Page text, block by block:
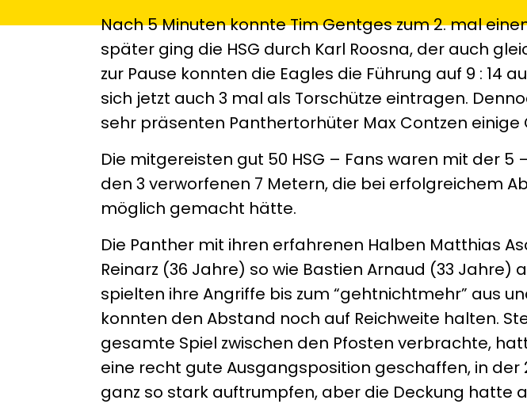
Nach 5 Minuten konnte Tim Gentges zum 2. mal
später ging die HSG durch Karl Roosna, der auch
zur Pause konnten die Eagles die Führung auf 9 : 14
sich jetzt auch 3 mal als Torschütze eintragen.
sehr präsenten Panthertorhüter Max Contzen
Die mitgereisten gut 50 HSG – Fans waren mit der
den 3 verworfenen 7 Metern, die bei erfolgreichem
möglich gemacht hätte.
Die Panther mit ihren erfahrenen Halben Matthias
Reinarz (36 Jahre) so wie Bastien Arnaud (33 Jahre)
spielten ihre Angriffe bis zum “gehtnichtmehr” aus
konnten den Abstand noch auf Reichweite halten.
gesamte Spiel zwischen den Pfosten verbrachte,
eine recht gute Ausgangsposition geschaffen, in der
ganz so stark auftrumpfen, aber die Deckung hatte